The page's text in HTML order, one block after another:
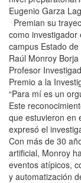
Eugenio Garza
Premian su
como investigador
campus Estado
Raúl Monroy
Profesor
Premio a la
“Para mí es un
Este
que estuvieron en
expresó el
Con más de 30
artificial, Monroy
eventos atípicos,
y automatización